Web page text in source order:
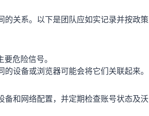
的关系。以下是团队应如实记录并按政策
危险信号。
设备或浏览器可能会将它们关联起来。
和网络配置，并定期检查账号状态及沃